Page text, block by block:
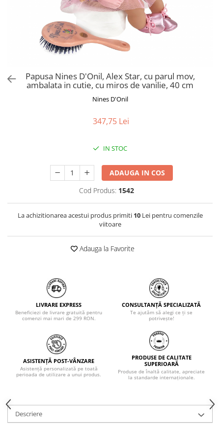
Consultanta Instalare
Jucarii de Sortare
Jucarii din plus
Jucarii muzicale
Jucarii pentru baie
PAPUSI
Papusa Nines D'Onil, Alex Star, cu parul mov,
ambalata in cutie, cu miros de vanilie, 40 cm
Nines D'Onil
347,75 Lei
IN STOC
ADAUGA IN COS
Cod Produs: 1542
La achizitionarea acestui produs primiti 10Lei pentru comenzile
viitoare
Adauga la Favorite
LIVRARE EXPRESS
Beneficiezi de livrare gratuită pentru
comenzi mai mari de 299 RON.
CONSULTANȚĂ SPECIALIZATĂ
Te ajutăm să alegi ce ți se
potrivește!
ASISTENȚĂ POST-VÂNZARE
Asistență personalizată pe toată
perioada de utilizare a unui produs.
PRODUSE DE CALITATE
SUPERIOARĂ
Produse de înaltă calitate, apreciate
la standarde internaționale.
Descriere